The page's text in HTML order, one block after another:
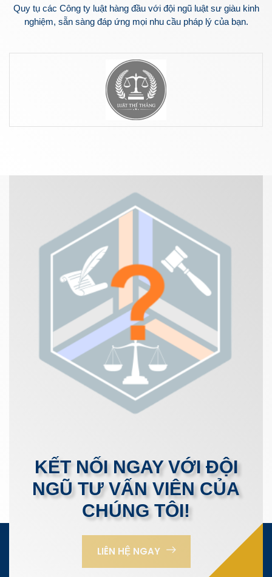
Quy tụ các Công ty luật hàng đầu với đội ngũ luật sư giàu kinh
nghiệm, sẵn sàng đáp ứng mọi nhu cầu pháp lý của bạn.
KẾT NỐI NGAY VỚI ĐỘI
NGŨ TƯ VẤN VIÊN CỦA
CHÚNG TÔI!
LIÊN HỆ NGAY